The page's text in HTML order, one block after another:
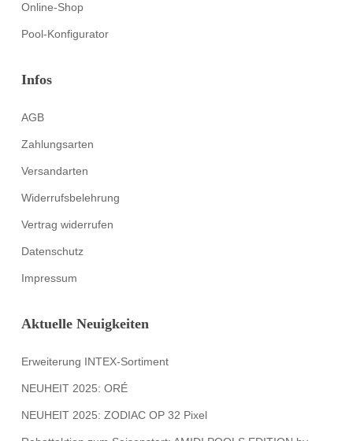
Online-Shop
Pool-Konfigurator
Infos
AGB
Zahlungsarten
Versandarten
Widerrufsbelehrung
Vertrag widerrufen
Datenschutz
Impressum
Aktuelle Neuigkeiten
Erweiterung INTEX-Sortiment
NEUHEIT 2025: ORÉ
NEUHEIT 2025: ZODIAC OP 32 Pixel